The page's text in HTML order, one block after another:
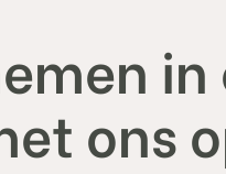
in
ons